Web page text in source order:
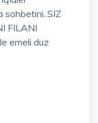
sohbetini..SIZ
FILANI
emeli duz